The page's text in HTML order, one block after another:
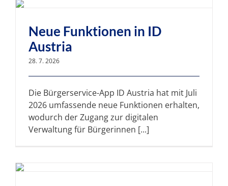
Neue Funktionen in ID
Austria
28. 7. 2026
Die Bürgerservice-App ID Austria hat mit Juli
2026 umfassende neue Funktionen erhalten,
wodurch der Zugang zur digitalen
Verwaltung für Bürgerinnen [...]